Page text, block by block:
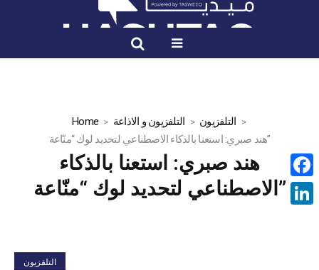
Home التلفزيون و الاذاعة
التلفزيون
هند صبري: استعنا بالذكاء الاصطناعي لتحديد لوك “منّاعة”
هند صبري: استعنا بالذكاء
الاصطناعي لتحديد لوك “منّاعة”
التلفزيون